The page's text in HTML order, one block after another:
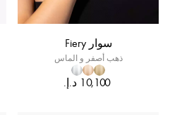
سوار Fiery
ذهب أصفر و الماس
‏10,100 د.إ.‏